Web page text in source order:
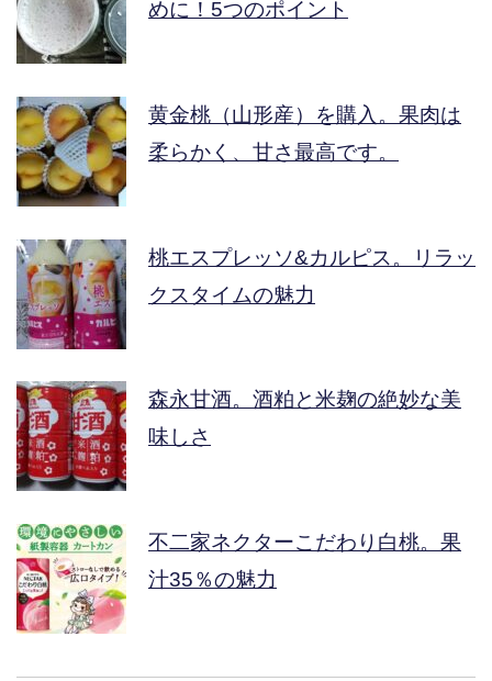
めに！5つのポイント
黄金桃（山形産）を購入。果肉は
柔らかく、甘さ最高です。
桃エスプレッソ&カルピス。リラッ
クスタイムの魅力
森永甘酒。酒粕と米麹の絶妙な美
味しさ
不二家ネクターこだわり白桃。果
汁35％の魅力